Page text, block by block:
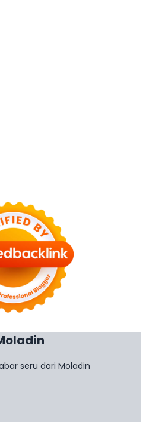
seru dari Moladin